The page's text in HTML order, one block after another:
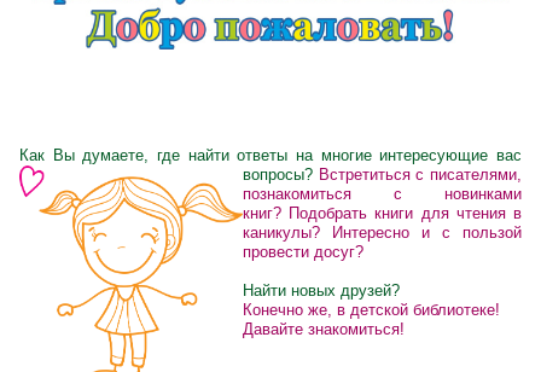
Как Вы думаете, где найти ответы на многиеинтересующие вас
вопросы? Встретиться с писателями,
познакомиться с новинками
книг? Подобрать книги для чтения в
каникулы?
Интересно и с пользой
провести досуг?
Найти новых друзей?
Конечно же, в детской библиотеке!
Давайте знакомиться!